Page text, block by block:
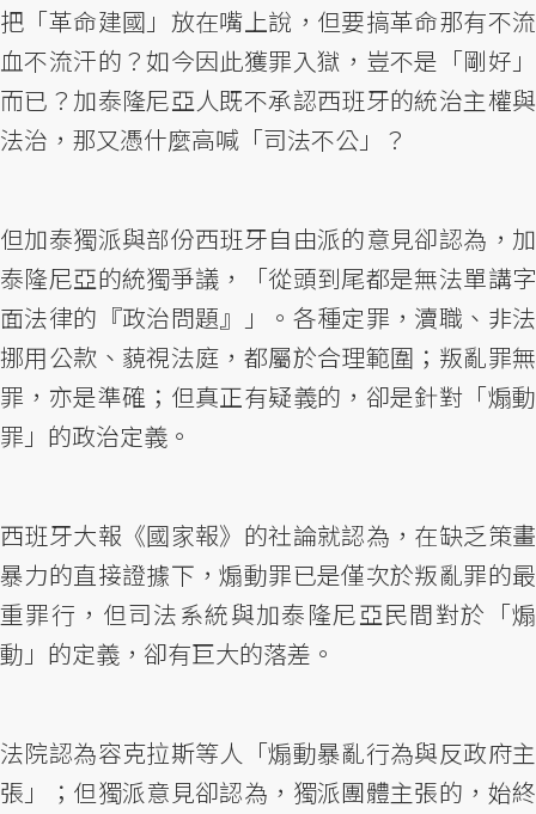
把「革命建國」放在嘴上說，但要搞革命那有不流
血不流汗的？如今因此獲罪入獄，豈不是「剛好」
而已？加泰隆尼亞人既不承認西班牙的統治主權與
法治，那又憑什麼高喊「司法不公」？
但加泰獨派與部份西班牙自由派的意見卻認為，加
泰隆尼亞的統獨爭議，「從頭到尾都是無法單講字
面法律的『政治問題』」。各種定罪，瀆職、非法
挪用公款、藐視法庭，都屬於合理範圍；叛亂罪無
罪，亦是準確；但真正有疑義的，卻是針對「煽動
罪」的政治定義。
西班牙大報《國家報》的社論就認為，在缺乏策畫
暴力的直接證據下，煽動罪已是僅次於叛亂罪的最
重罪行，但司法系統與加泰隆尼亞民間對於「煽
動」的定義，卻有巨大的落差。
法院認為容克拉斯等人「煽動暴亂行為與反政府主
張」；但獨派意見卻認為，獨派團體主張的，始終